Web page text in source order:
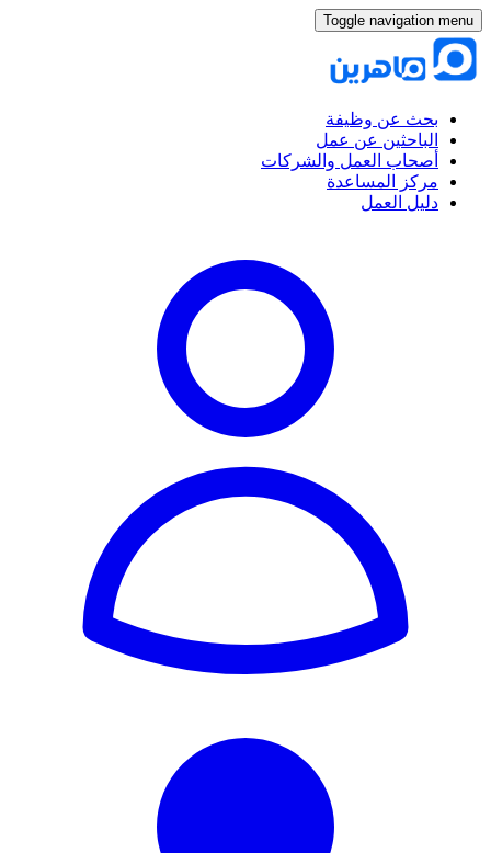
Toggle navigation menu
بحث عن وظيفة
الباحثين عن عمل
أصحاب العمل والشركات
مركز المساعدة
دليل العمل